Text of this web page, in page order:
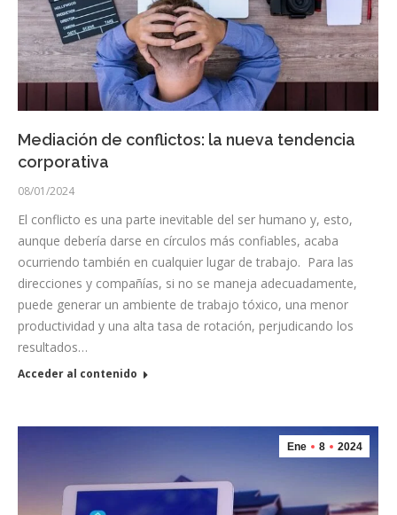
Mediación de conflictos: la nueva tendencia
corporativa
08/01/2024
El conflicto es una parte inevitable del ser humano y, esto,
aunque debería darse en círculos más confiables, acaba
ocurriendo también en cualquier lugar de trabajo. Para las
direcciones y compañías, si no se maneja adecuadamente,
puede generar un ambiente de trabajo tóxico, una menor
productividad y una alta tasa de rotación, perjudicando los
resultados…
Acceder al contenido
Ene 8 2024